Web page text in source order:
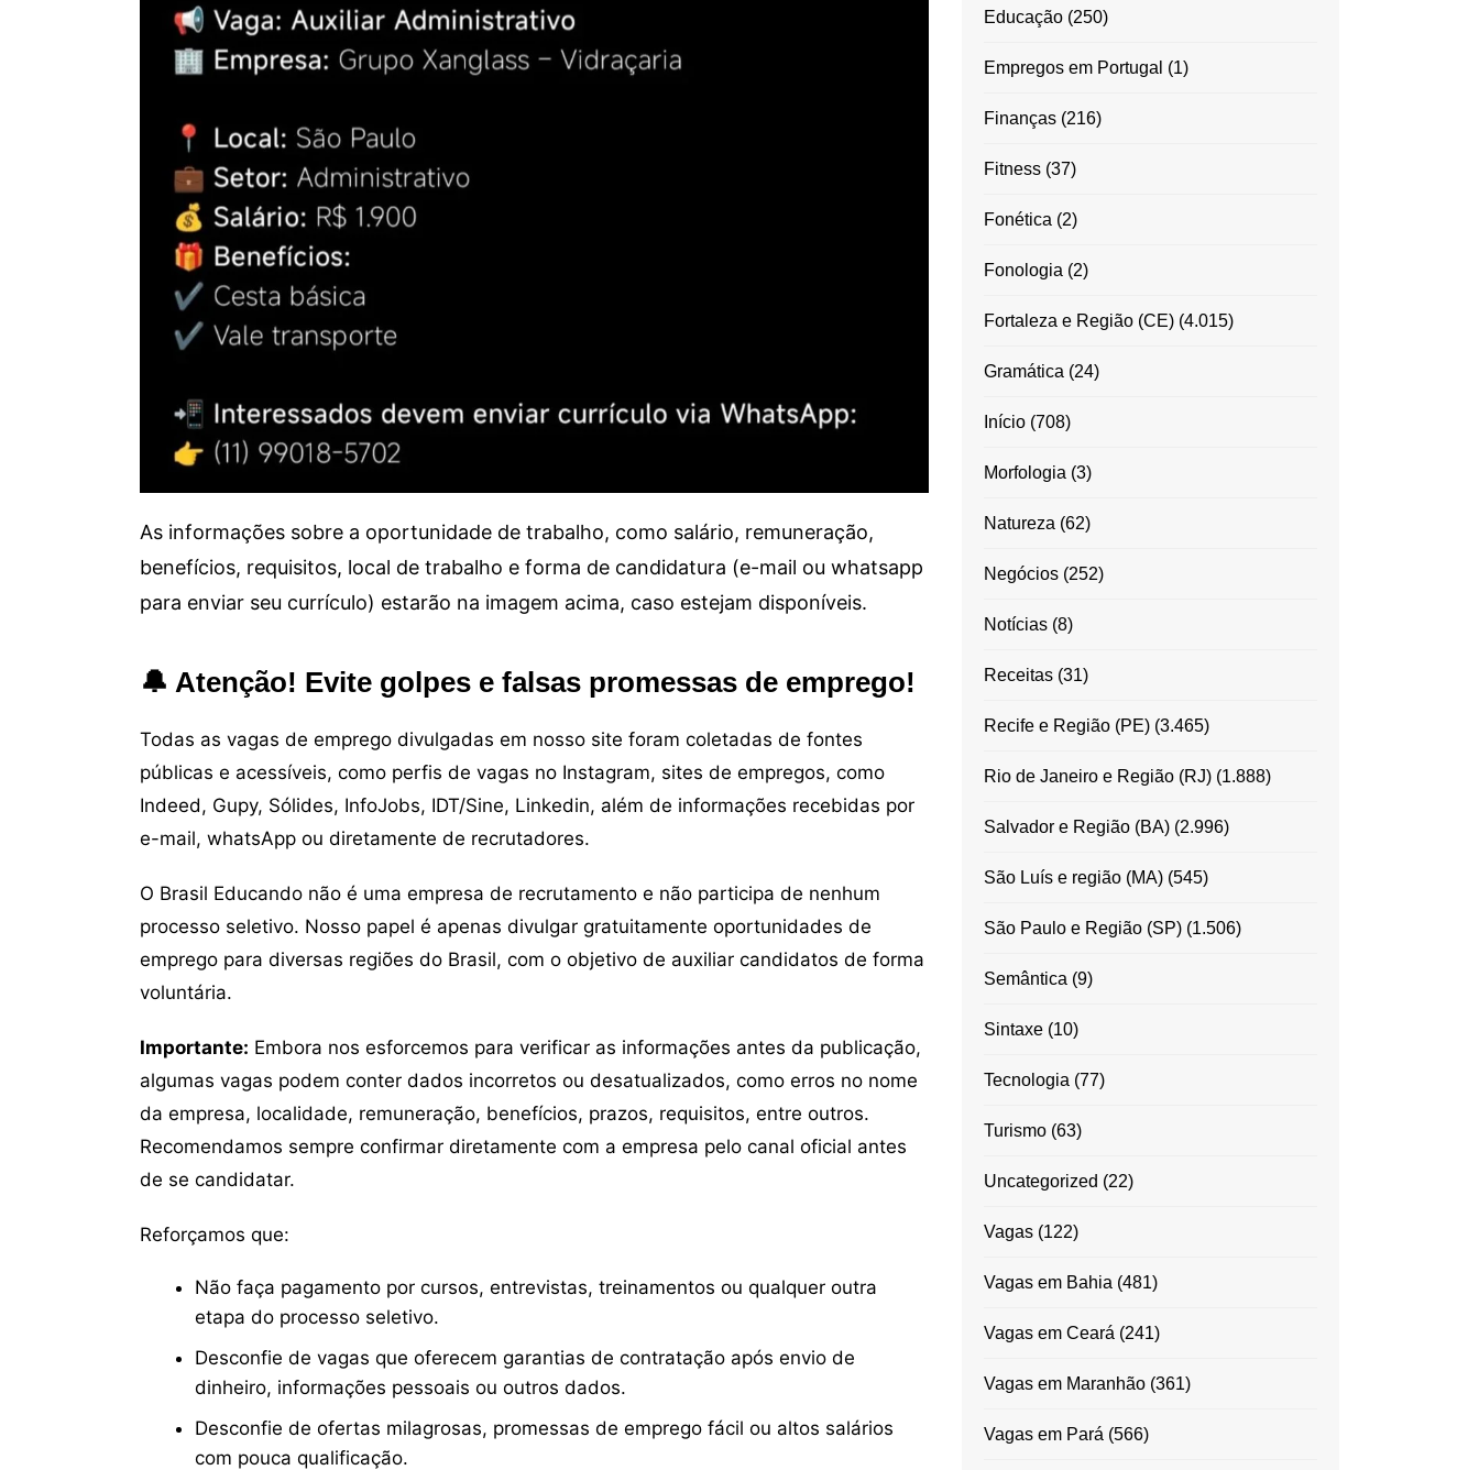
As informações sobre a oportunidade de trabalho, como salário, remuneração,
benefícios, requisitos, local de trabalho e forma de candidatura (e-mail ou whatsapp
para enviar seu currículo) estarão na imagem acima, caso estejam disponíveis.
🔔 Atenção! Evite golpes e falsas promessas de emprego!
Todas as vagas de emprego divulgadas em nosso site foram coletadas de fontes
públicas e acessíveis, como perfis de vagas no Instagram, sites de empregos, como
Indeed, Gupy, Sólides, InfoJobs, IDT/Sine, Linkedin, além de informações recebidas por
e-mail, whatsApp ou diretamente de recrutadores.
O Brasil Educando não é uma empresa de recrutamento e não participa de nenhum
processo seletivo. Nosso papel é apenas divulgar gratuitamente oportunidades de
emprego para diversas regiões do Brasil, com o objetivo de auxiliar candidatos de forma
voluntária.
Importante: Embora nos esforcemos para verificar as informações antes da publicação,
algumas vagas podem conter dados incorretos ou desatualizados, como erros no nome
da empresa, localidade, remuneração, benefícios, prazos, requisitos, entre outros.
Recomendamos sempre confirmar diretamente com a empresa pelo canal oficial antes
de se candidatar.
Reforçamos que:
Não faça pagamento por cursos, entrevistas, treinamentos ou qualquer outra
etapa do processo seletivo.
Desconfie de vagas que oferecem garantias de contratação após envio de
dinheiro, informações pessoais ou outros dados.
Desconfie de ofertas milagrosas, promessas de emprego fácil ou altos salários
com pouca qualificação.
Educação(250)
Empregos em Portugal (1)
Finanças(216)
Fitness(37)
Fonética (2)
Fonologia (2)
Fortaleza e Região (CE)(4.015)
Gramática (24)
Início(708)
Morfologia (3)
Natureza (62)
Negócios(252)
Notícias(8)
Receitas(31)
Recife e Região (PE)(3.465)
Rio de Janeiro e Região (RJ)(1.888)
Salvador e Região (BA)(2.996)
São Luís e região (MA)(545)
São Paulo e Região (SP)(1.506)
Semântica (9)
Sintaxe(10)
Tecnologia (77)
Turismo(63)
Uncategorized (22)
Vagas(122)
Vagas em Bahia (481)
Vagas em Ceará (241)
Vagas em Maranhão(361)
Vagas em Pará (566)